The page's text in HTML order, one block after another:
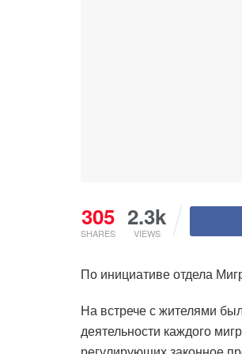
305
SHARES
2.3k
VIEWS
По инициативе отдела
На встрече с жителями
деятельности каждого